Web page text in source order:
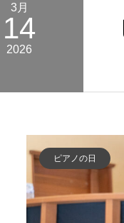
3月
14
2026
ピアノの日